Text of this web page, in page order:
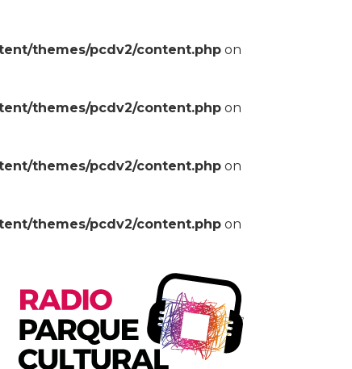
themes/pcdv2/content.php on
themes/pcdv2/content.php on
themes/pcdv2/content.php on
themes/pcdv2/content.php on